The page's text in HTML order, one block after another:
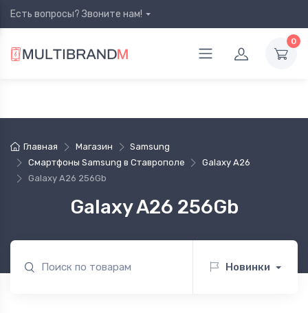
Есть вопросы? Звоните нам!
0
Главная Магазин
Samsung
Смартфоны Samsung в Ставрополе
Galaxy A26
Galaxy A26 256Gb
Galaxy A26 256Gb
Новинки